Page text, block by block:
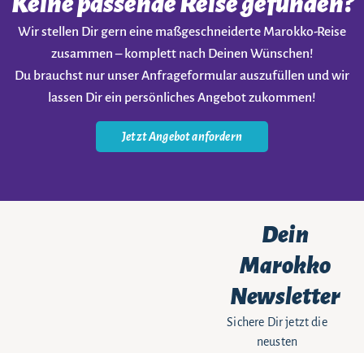
Wir stellen Dir gern eine maßgeschneiderte Marokko-Reise
zusammen – komplett nach Deinen Wünschen!
Du brauchst nur unser Anfrageformular auszufüllen und wir
lassen Dir ein persönliches Angebot zukommen!
Jetzt Angebot anfordern
Dein
Marokko
Newsletter
Sichere Dir jetzt die
neusten